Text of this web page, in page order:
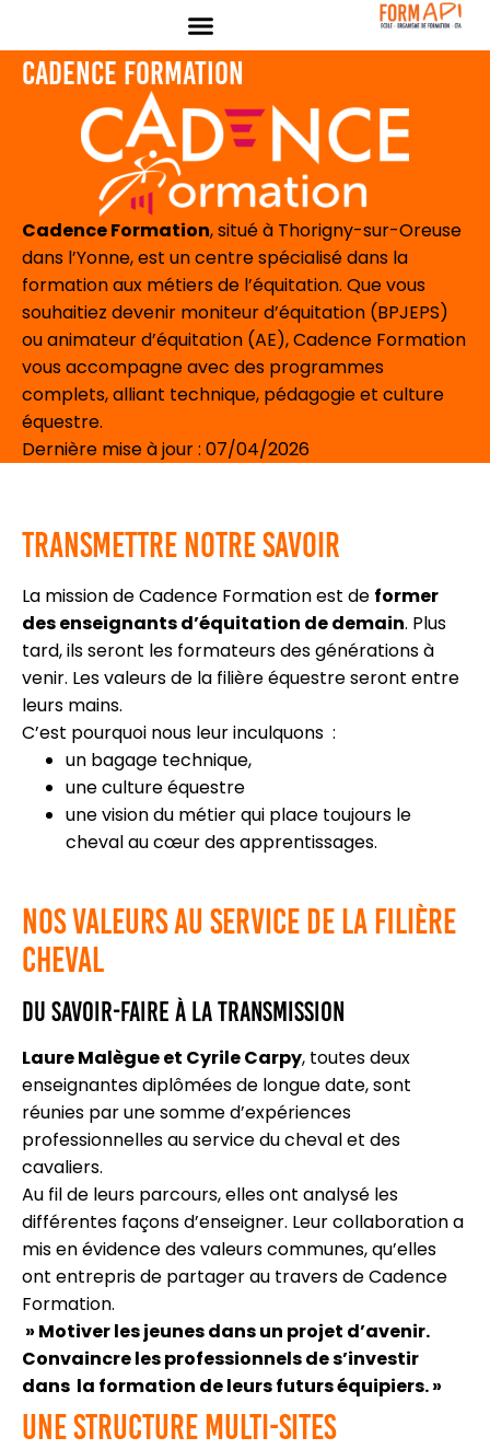
Cadence formation
Cadence Formation, situé à Thorigny-sur-Oreuse
dans l’Yonne, est un centre spécialisé dans la
formation aux métiers de l’équitation. Que vous
souhaitiez devenir moniteur d’équitation (BPJEPS)
ou animateur d’équitation (AE), Cadence Formation
vous accompagne avec des programmes
complets, alliant technique, pédagogie et culture
équestre.
Dernière mise à jour : 07/04/2026
Transmettre notre savoir
La mission de Cadence Formation est de former
des enseignants d’équitation de demain. Plus
tard, ils seront les formateurs des générations à
venir. Les valeurs de la filière équestre seront entre
leurs mains.
C’est pourquoi nous leur inculquons :
un bagage technique,
une culture équestre
une vision du métier qui place toujours le
cheval au cœur des apprentissages.
Nos valeurs au service de la filière
cheval
Du savoir-faire à la transmission
Laure Malègue et Cyrile Carpy, toutes deux
enseignantes diplômées de longue date, sont
réunies par une somme d’expériences
professionnelles au service du cheval et des
cavaliers.
Au fil de leurs parcours, elles ont analysé les
différentes façons d’enseigner. Leur collaboration a
mis en évidence des valeurs communes, qu’elles
ont entrepris de partager au travers de Cadence
Formation.
» Motiver les jeunes dans un projet d’avenir.
Convaincre les professionnels de s’investir
dans la formation de leurs futurs équipiers. »
Une structure multi-sites
Panneau de gestion des cookies